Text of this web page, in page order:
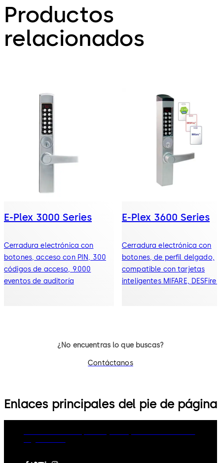
Productos
relacionados
E-Plex 3000 Series
Cerradura electrónica con
botones, acceso con PIN, 300
códigos de acceso, 9.000
eventos de auditoría
E-Plex 3600 Series
Cerradura electrónica con
botones, de perfil delgado,
compatible con tarjetas
inteligentes MIFARE, DESFire
Adams Rite tipo mortise
¿No encuentras lo que buscas?
Contáctanos
Enlaces principales del pie de página